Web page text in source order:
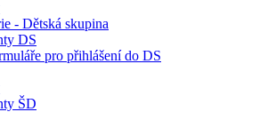
- Dětská skupina
DS
pro přihlášení do DS
ŠD